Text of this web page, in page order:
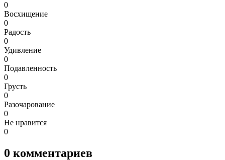
0
Восхищение
0
Радость
0
Удивление
0
Подавленность
0
Грусть
0
Разочарование
0
Не нравится
0
0 комментариев